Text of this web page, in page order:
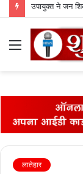
उपायुक्‍त ने जन
Menu
लातेहार